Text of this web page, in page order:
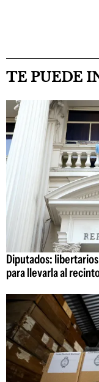
TE PUEDE
Diputados:
para llevarla al